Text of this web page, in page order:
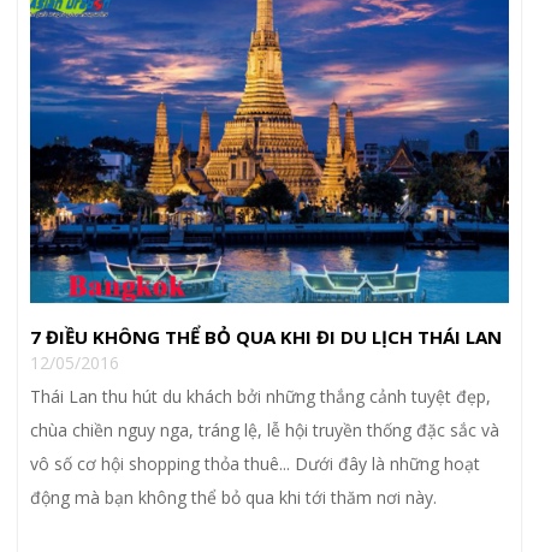
7 ĐIỀU KHÔNG THỂ BỎ QUA KHI ĐI DU LỊCH THÁI LAN
12/05/2016
Thái Lan thu hút du khách bởi những thắng cảnh tuyệt đẹp,
chùa chiền nguy nga, tráng lệ, lễ hội truyền thống đặc sắc và
vô số cơ hội shopping thỏa thuê... Dưới đây là những hoạt
động mà bạn không thể bỏ qua khi tới thăm nơi này.